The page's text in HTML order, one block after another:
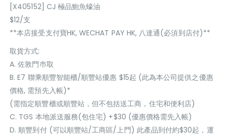
[X405152] CJ 極品鮑魚蠔油
$12/支
**本店接受支付寶HK, WECHAT PAY HK, 八達通(必須到店付)**
取貨方式:
A. 佐敦門巿取
B. E7 聯乘順豐智能櫃/順豐站優惠 $15起 (此為本公司提供之優惠
價格, 需預先入帳)*
(需指定順豐櫃或順豐站，但不包括送工商，住宅和便利店)
C. TGS 本地派送服務(包住宅) +$30 (優惠價格需先入帳)
D. 順豐到付 (可以順豐站/工商區/上門) 此產品到付約$30起，運